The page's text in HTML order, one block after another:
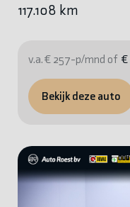
117.108 km
v.a. € 257-p/mnd of €
Bekijk deze auto